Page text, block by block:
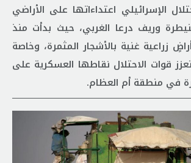
الإسرائيلي اعتداءاتها على الأراضي
وريف درعا الغربي، حيث بدأت منذ
زراعية غنية بالأشجار المثمرة، وخاصة
قوات الاحتلال نقاطها العسكرية على
في منطقة أم العظام.